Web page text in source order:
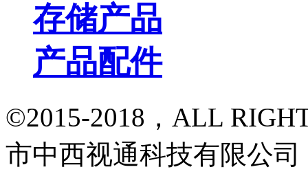
存储产品
产品配件
©2015-2018，ALL
市中西视通科技有限公司